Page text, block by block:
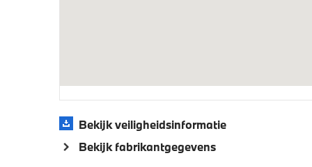
Veiligheid
Actieve Voetgangersbescherming
Bekijk veiligheidsinformatie
Bekijk fabrikantgegevens